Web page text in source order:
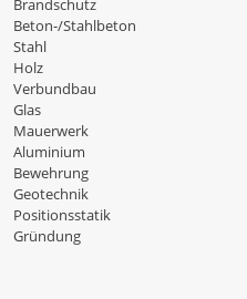
Brandschutz
Beton-/Stahlbeton
Stahl
Holz
Verbundbau
Glas
Mauerwerk
Aluminium
Bewehrung
Geotechnik
Positionsstatik
Gründung